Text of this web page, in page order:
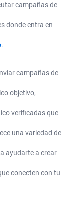
campañas de
donde entra en
.
campañas de
objetivo,
verificadas que
una variedad de
ayudarte a crear
conecten con tu